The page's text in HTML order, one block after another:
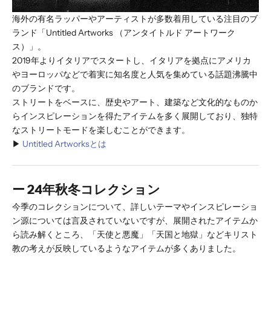
海外の有名ラッパーやアーティストが多数着用している注目のブ
ランド「Untitled Artworks （アンタイトルド アートワーク
ス）」。
2019年よりイタリアでスタートし、イタリアを拠点にアメリカ
やヨーロッパなどで着実に知名度と人気を集めている話題沸騰中
のブランドです。
ストリートをベースに、歴史やアート、建築など文化的なものか
らインスピレーションを得たアイテムを多く展開しており、独特
なストリートモードを楽しむことができます。
▶︎ Untitled Artworksとは
ー 24年秋冬コレクション
今季のコレクションについて、詳しいテーマやインスピレーショ
ン源については言及されていないですが、展開されたアイテムか
ら読み解くところ、「天使と悪魔」「天国と地獄」などキリスト
教の考えが反映しているようなアイテムが多くありました。